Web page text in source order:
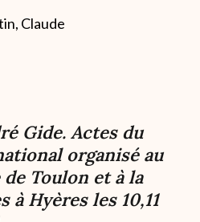
Claude
Gide. Actes du
organisé au
Toulon et à la
à Hyères les 10,11